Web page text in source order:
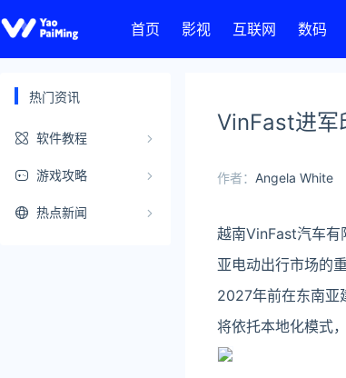
首页 影视 互联网 数码
热门资讯
软件教程
游戏攻略
热点新闻
VinFast进军
作者： Angela White
越南VinFast汽车有
亚电动出行市场的
2027年前在东南亚
将依托本地化模式